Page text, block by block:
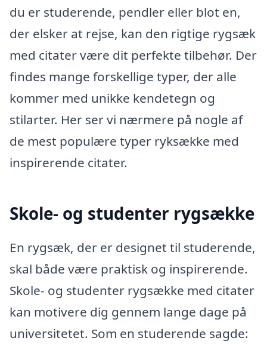
du er studerende, pendler eller blot en,
der elsker at rejse, kan den rigtige rygsæk
med citater være dit perfekte tilbehør. Der
findes mange forskellige typer, der alle
kommer med unikke kendetegn og
stilarter. Her ser vi nærmere på nogle af
de mest populære typer ryksække med
inspirerende citater.
Skole- og studenter rygsække
En rygsæk, der er designet til studerende,
skal både være praktisk og inspirerende.
Skole- og studenter rygsække med citater
kan motivere dig gennem lange dage på
universitetet. Som en studerende sagde: